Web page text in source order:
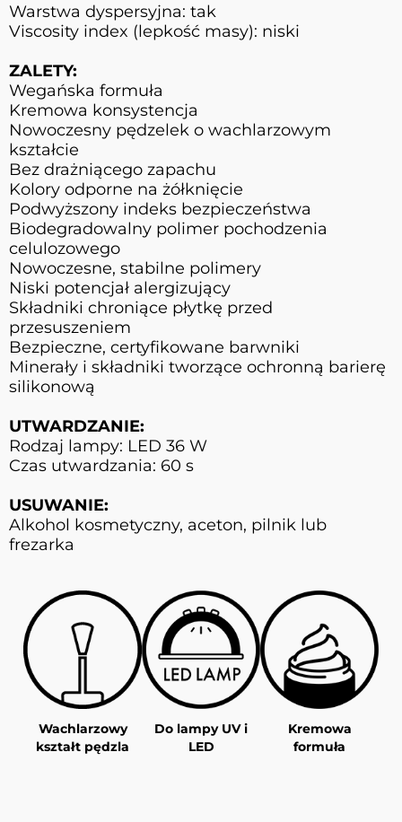
Warstwa dyspersyjna: tak
Viscosity index (lepkość masy): niski
ZALETY:
Wegańska formuła
Kremowa konsystencja
Nowoczesny pędzelek o wachlarzowym
kształcie
Bez drażniącego zapachu
Kolory odporne na żółknięcie
Podwyższony indeks bezpieczeństwa
Biodegradowalny polimer pochodzenia
celulozowego
Nowoczesne, stabilne polimery
Niski potencjał alergizujący
Składniki chroniące płytkę przed
przesuszeniem
Bezpieczne, certyfikowane barwniki
Minerały i składniki tworzące ochronną barierę
silikonową
UTWARDZANIE:
Rodzaj lampy: LED 36 W
Czas utwardzania: 60 s
USUWANIE:
Alkohol kosmetyczny, aceton, pilnik lub
frezarka
Wachlarzowy
kształt pędzla
Do lampy UV i
LED
Kremowa
formuła